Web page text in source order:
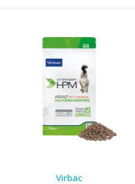
Virbac